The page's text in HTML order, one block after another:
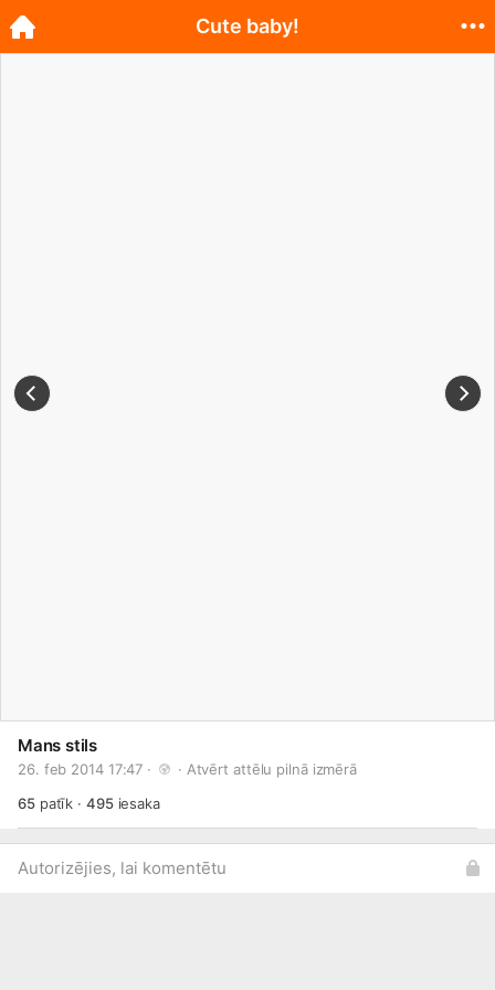
Mans stils
26. feb 2014 17:47 · · Atvērt attēlu pilnā izmērā
65patīk · 495iesaka
Autorizējies, lai komentētu
Cute baby!